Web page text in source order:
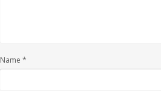
Name *